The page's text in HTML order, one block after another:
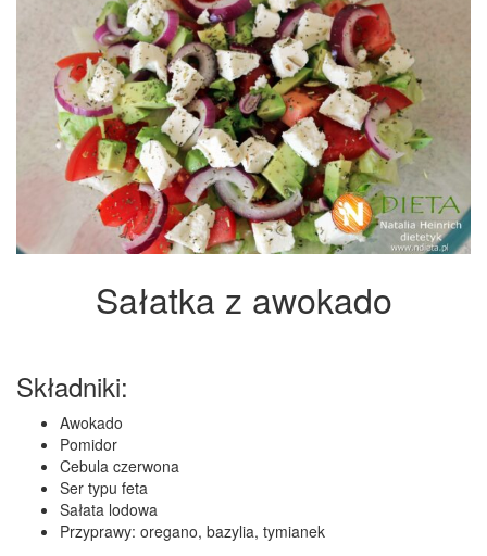
Sałatka z awokado
Składniki:
Awokado
Pomidor
Cebula czerwona
Ser typu feta
Sałata lodowa
Przyprawy: oregano, bazylia, tymianek